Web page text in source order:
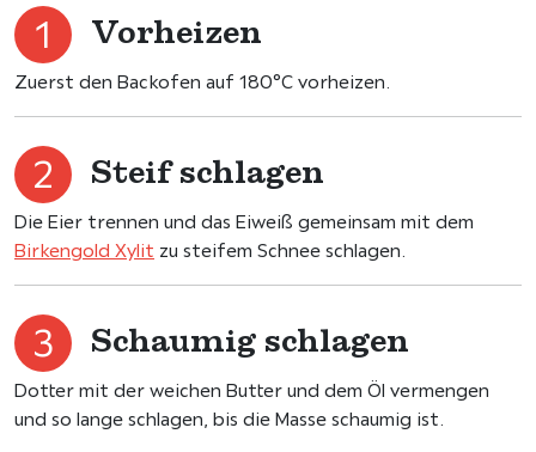
Vorheizen
Zuerst den Backofen auf 180°C vorheizen.
Steif schlagen
Die Eier trennen und das Eiweiß gemeinsam mit dem
Birkengold Xylit zu steifem Schnee schlagen.
Schaumig schlagen
Dotter mit der weichen Butter und dem Öl vermengen
und so lange schlagen, bis die Masse schaumig ist.